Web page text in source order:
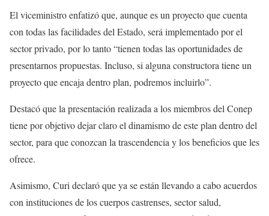
El viceministro enfatizó que, aunque es un proyecto que cuenta
con todas las facilidades del Estado, será implementado por el
sector privado, por lo tanto “tienen todas las oportunidades de
presentarnos propuestas. Incluso, si alguna constructora tiene un
proyecto que encaja dentro plan, podremos incluirlo”.
Destacó que la presentación realizada a los miembros del Conep
tiene por objetivo dejar claro el dinamismo de este plan dentro del
sector, para que conozcan la trascendencia y los beneficios que les
ofrece.
Asimismo, Curi declaró que ya se están llevando a cabo acuerdos
con instituciones de los cuerpos castrenses, sector salud,